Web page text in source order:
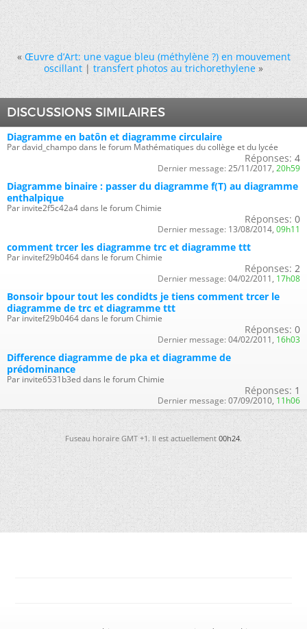
« Œuvre d’Art: une vague bleu (méthylène ?) en mouvement
oscillant|transfert photos au trichorethylene »
DISCUSSIONS SIMILAIRES
Diagramme en batôn et diagramme circulaire
Par david_champo dans le forum Mathématiques du collège et du lycée
Réponses: 4
Dernier message: 25/11/2017, 20h59
Diagramme binaire : passer du diagramme f(T) au diagramme
enthalpique
Par invite2f5c42a4 dans le forum Chimie
Réponses: 0
Dernier message: 13/08/2014, 09h11
comment trcer les diagramme trc et diagramme ttt
Par invitef29b0464 dans le forum Chimie
Réponses: 2
Dernier message: 04/02/2011, 17h08
Bonsoir bpour tout les condidts je tiens comment trcer le
diagramme de trc et diagramme ttt
Par invitef29b0464 dans le forum Chimie
Réponses: 0
Dernier message: 04/02/2011, 16h03
Difference diagramme de pka et diagramme de
prédominance
Par invite6531b3ed dans le forum Chimie
Réponses: 1
Dernier message: 07/09/2010, 11h06
Fuseau horaire GMT +1. Il est actuellement00h24.